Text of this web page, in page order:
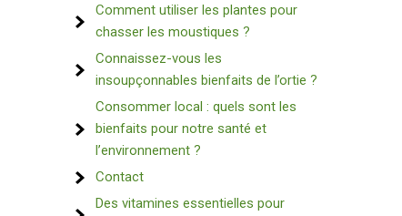
Comment utiliser les plantes pour
chasser les moustiques ?
Connaissez-vous les
insoupçonnables bienfaits de l’ortie ?
Consommer local : quels sont les
bienfaits pour notre santé et
l’environnement ?
Contact
Des vitamines essentielles pour